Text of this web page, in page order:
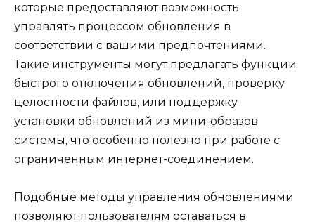
которые предоставляют возможность
управлять процессом обновления в
соответствии с вашими предпочтениями.
Такие инструменты могут предлагать функции
быстрого отключения обновлений, проверку
целостности файлов, или поддержку
установки обновлений из мини-образов
системы, что особенно полезно при работе с
ограниченным интернет-соединением.
Подобные методы управления обновлениями
позволяют пользователям оставаться в